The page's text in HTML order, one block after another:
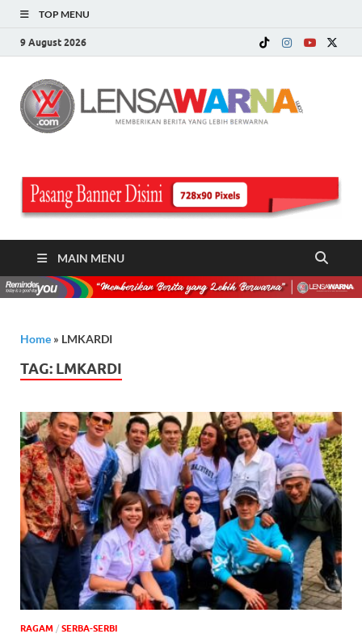
TOP MENU
9 August 2026
MAIN MENU
Home » LMKARDI
TAG: LMKARDI
‎RAGAM / SERBA-SERBI